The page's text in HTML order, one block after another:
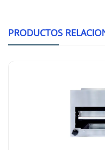
PRODUCTOS